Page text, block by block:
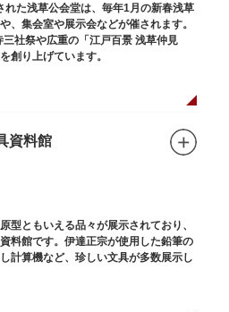
た浅草公会堂は、毎年1月の新春浅草
、集会室や展示会などが催されます。
社祭や広重の「江戸百景 浅草仲見
創り上げています。
資料館
型ともいえる品々が展示されており、
料館です。伊達正宗が使用した鉛筆の
計算機など、珍しい文具が多数展示し